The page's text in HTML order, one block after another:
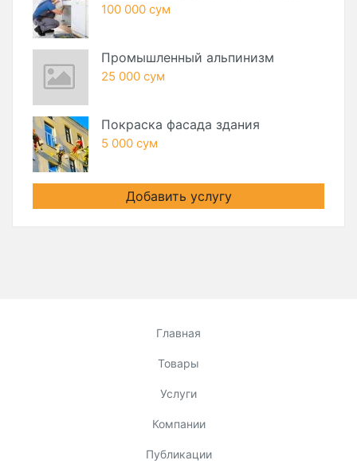
100 000 сум
Промышленный альпинизм
25 000 сум
Покраска фасада здания
5 000 сум
Добавить услугу
Главная
Товары
Услуги
Компании
Публикации